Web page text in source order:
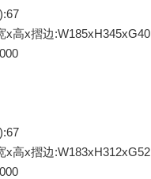
x高x摺边:W185xH345xG40
x高x摺边:W183xH312xG52